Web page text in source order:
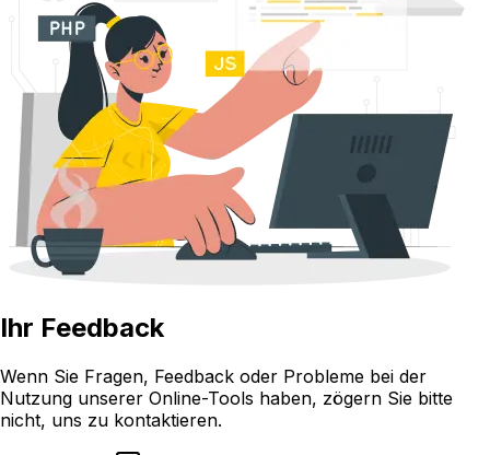
Ihr Feedback
Wenn Sie Fragen, Feedback oder Probleme bei der
Nutzung unserer Online-Tools haben, zögern Sie bitte
nicht, uns zu kontaktieren.